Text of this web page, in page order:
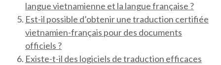
langue vietnamienne et la langue française ?
Est-il possible d’obtenir une traduction certifiée
vietnamien-français pour des documents
officiels ?
Existe-t-il des logiciels de traduction efficaces